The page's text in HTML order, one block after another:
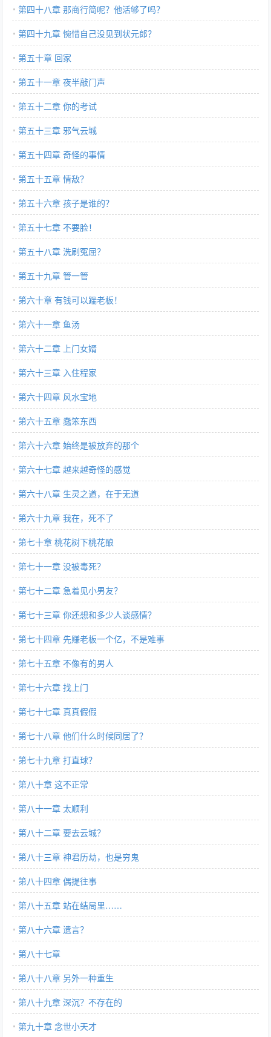
第四十八章 那商行简呢？他活够了吗？
第四十九章 惋惜自己没见到状元郎？
第五十章 回家
第五十一章 夜半敲门声
第五十二章 你的考试
第五十三章 邪气云城
第五十四章 奇怪的事情
第五十五章 情敌？
第五十六章 孩子是谁的？
第五十七章 不要脸！
第五十八章 洗刷冤屈？
第五十九章 管一管
第六十章 有钱可以踹老板！
第六十一章 鱼汤
第六十二章 上门女婿
第六十三章 入住程家
第六十四章 风水宝地
第六十五章 蠢笨东西
第六十六章 始终是被放弃的那个
第六十七章 越来越奇怪的感觉
第六十八章 生灵之道，在于无道
第六十九章 我在，死不了
第七十章 桃花树下桃花酿
第七十一章 没被毒死？
第七十二章 急着见小男友？
第七十三章 你还想和多少人谈感情？
第七十四章 先赚老板一个亿，不是难事
第七十五章 不像有的男人
第七十六章 找上门
第七十七章 真真假假
第七十八章 他们什么时候同居了？
第七十九章 打直球？
第八十章 这不正常
第八十一章 太顺利
第八十二章 要去云城？
第八十三章 神君历劫，也是穷鬼
第八十四章 偶提往事
第八十五章 站在结局里……
第八十六章 遗言？
第八十七章
第八十八章 另外一种重生
第八十九章 深沉？不存在的
第九十章 念世小天才